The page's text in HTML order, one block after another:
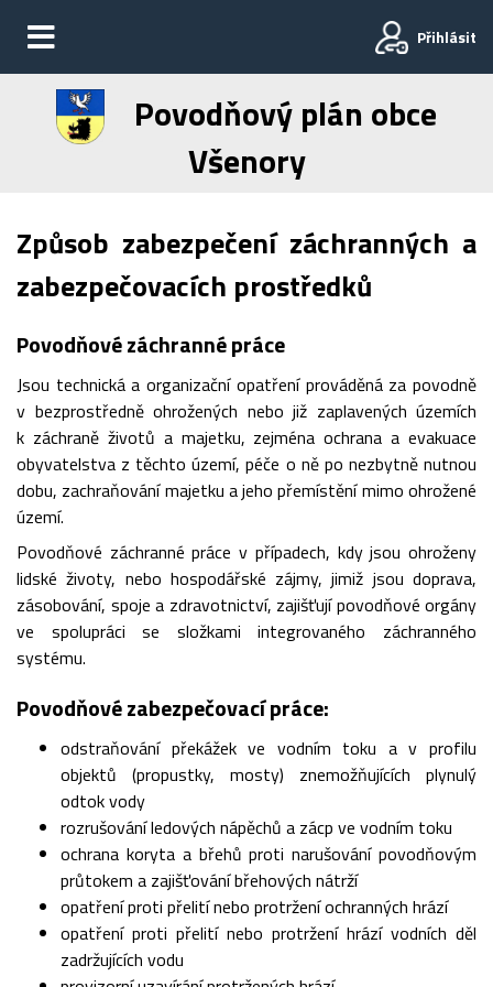
Přihlásit
Povodňový plán obce
Všenory
Způsob zabezpečení záchranných a
zabezpečovacích prostředků
Povodňové záchranné práce
Jsou technická a organizační opatření prováděná za povodně
v bezprostředně ohrožených nebo již zaplavených územích
k záchraně životů a majetku, zejména ochrana a evakuace
obyvatelstva z těchto území, péče o ně po nezbytně nutnou
dobu, zachraňování majetku a jeho přemístění mimo ohrožené
území.
Povodňové záchranné práce v případech, kdy jsou ohroženy
lidské životy, nebo hospodářské zájmy, jimiž jsou doprava,
zásobování, spoje a zdravotnictví, zajišťují povodňové orgány
ve spolupráci se složkami integrovaného záchranného
systému.
Povodňové zabezpečovací práce:
odstraňování překážek ve vodním toku a v profilu
objektů (propustky, mosty) znemožňujících plynulý
odtok vody
rozrušování ledových nápěchů a zácp ve vodním toku
ochrana koryta a břehů proti narušování povodňovým
průtokem a zajišťování břehových nátrží
opatření proti přelití nebo protržení ochranných hrází
opatření proti přelití nebo protržení hrází vodních děl
zadržujících vodu